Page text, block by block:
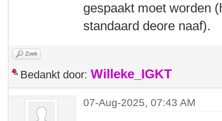
gespaakt moet worden
standaard deore naaf).
Zoek
Bedankt door: Willeke_IGKT
07-Aug-2025, 07:43 AM